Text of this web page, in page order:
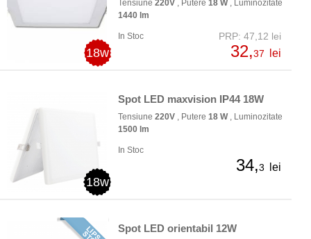
18w
Tensiune 220V , Putere 18 W , Luminozitate
1440 lm
In Stoc PRP: 47,12 lei
32,37 lei
18w
Spot LED maxvision IP44 18W
Tensiune 220V , Putere 18 W, Luminozitate
1500 lm
In Stoc
34,3 lei
Spot LED orientabil 12W